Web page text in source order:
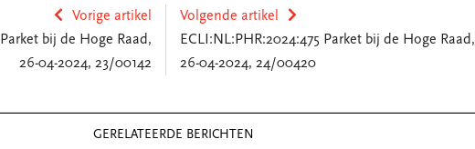
Vorige artikel
bij de Hoge Raad,
26-04-2024, 23/00142
Volgende artikel
ECLI:NL:PHR:2024:475 Parket bij de Hoge Raad,
26-04-2024, 24/00420
GERELATEERDE BERICHTEN